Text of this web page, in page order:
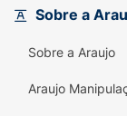
Geraniol,
Sobre a
Sobre a Araujo
Araujo